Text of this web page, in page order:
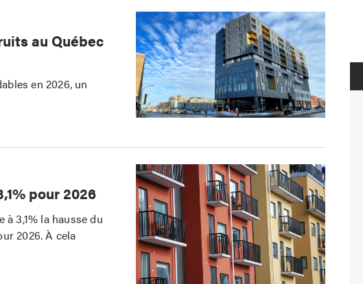
au Québec
en 2026, un
pour 2026
3,1% la hausse du
2026. À cela